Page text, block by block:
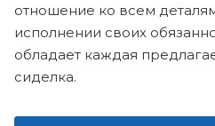
отношение ко всем
исполнении своих
обладает каждая
сиделка.